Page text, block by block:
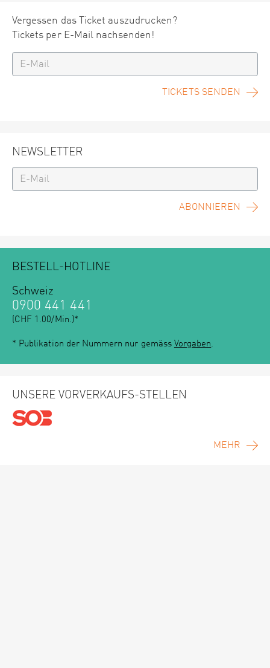
Vergessen das Ticket auszudrucken?
Tickets per E-Mail nachsenden!
TICKETS SENDEN
NEWSLETTER
ABONNIEREN
BESTELL-HOTLINE
Schweiz
0900 441 441
(CHF 1.00/Min.)*
* Publikation der Nummern nur gemäss Vorgaben.
UNSERE VORVERKAUFS-STELLEN
MEHR